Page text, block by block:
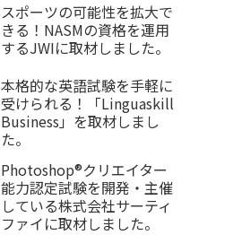
スポーツの可能性を拡大で
きる！NASMの資格を運用
するJWIに取材しました。
本格的な英語試験を手軽に
受けられる！「Linguaskill
Business」を取材しまし
た。
Photoshop®クリエイター
能力認定試験を開発・主催
している株式会社サーティ
ファイに取材しました。